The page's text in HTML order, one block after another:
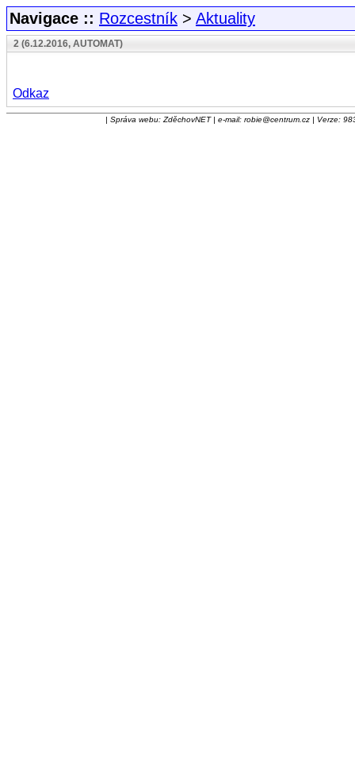
Navigace :: Rozcestník > Aktuality
2 (6.12.2016, AUTOMAT)
Odkaz
| Správa webu: ZděchovNET | e-mail: robie@centrum.cz | Verze: